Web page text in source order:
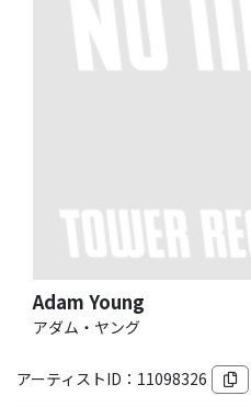
Adam Young
アダム・ヤング
アーティストID： 11098326